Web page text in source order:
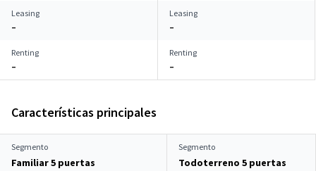
Leasing
–
Leasing
–
Renting
–
Renting
–
Características principales
Segmento
Familiar 5 puertas
Segmento
Todoterreno 5 puertas